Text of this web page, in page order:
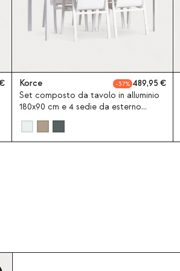
Korce 37
489,95
Set composto da tavolo in alluminio
180x90 cm e 4 sedie da esterno
Korce